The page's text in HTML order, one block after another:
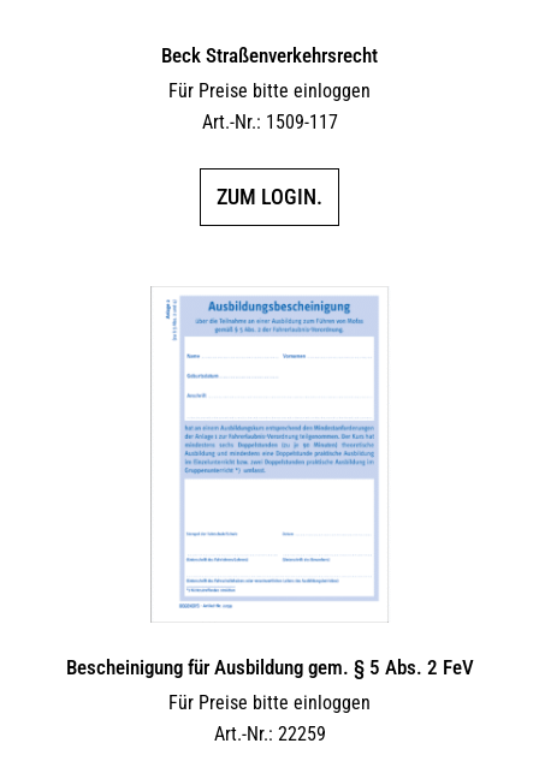
Beck Straßenverkehrsrecht
Für Preise bitte einloggen
Art.-Nr.: 1509-117
ZUM LOGIN.
Bescheinigung für Ausbildung gem. § 5 Abs. 2 FeV
Für Preise bitte einloggen
Art.-Nr.: 22259